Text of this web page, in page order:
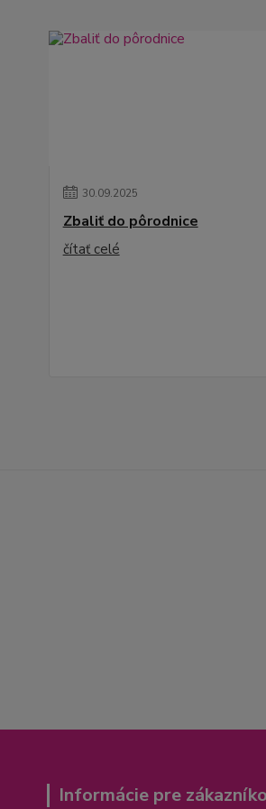
30.09.2025
Zbaliť do pôrodnice
čítať celé
Informácie pre